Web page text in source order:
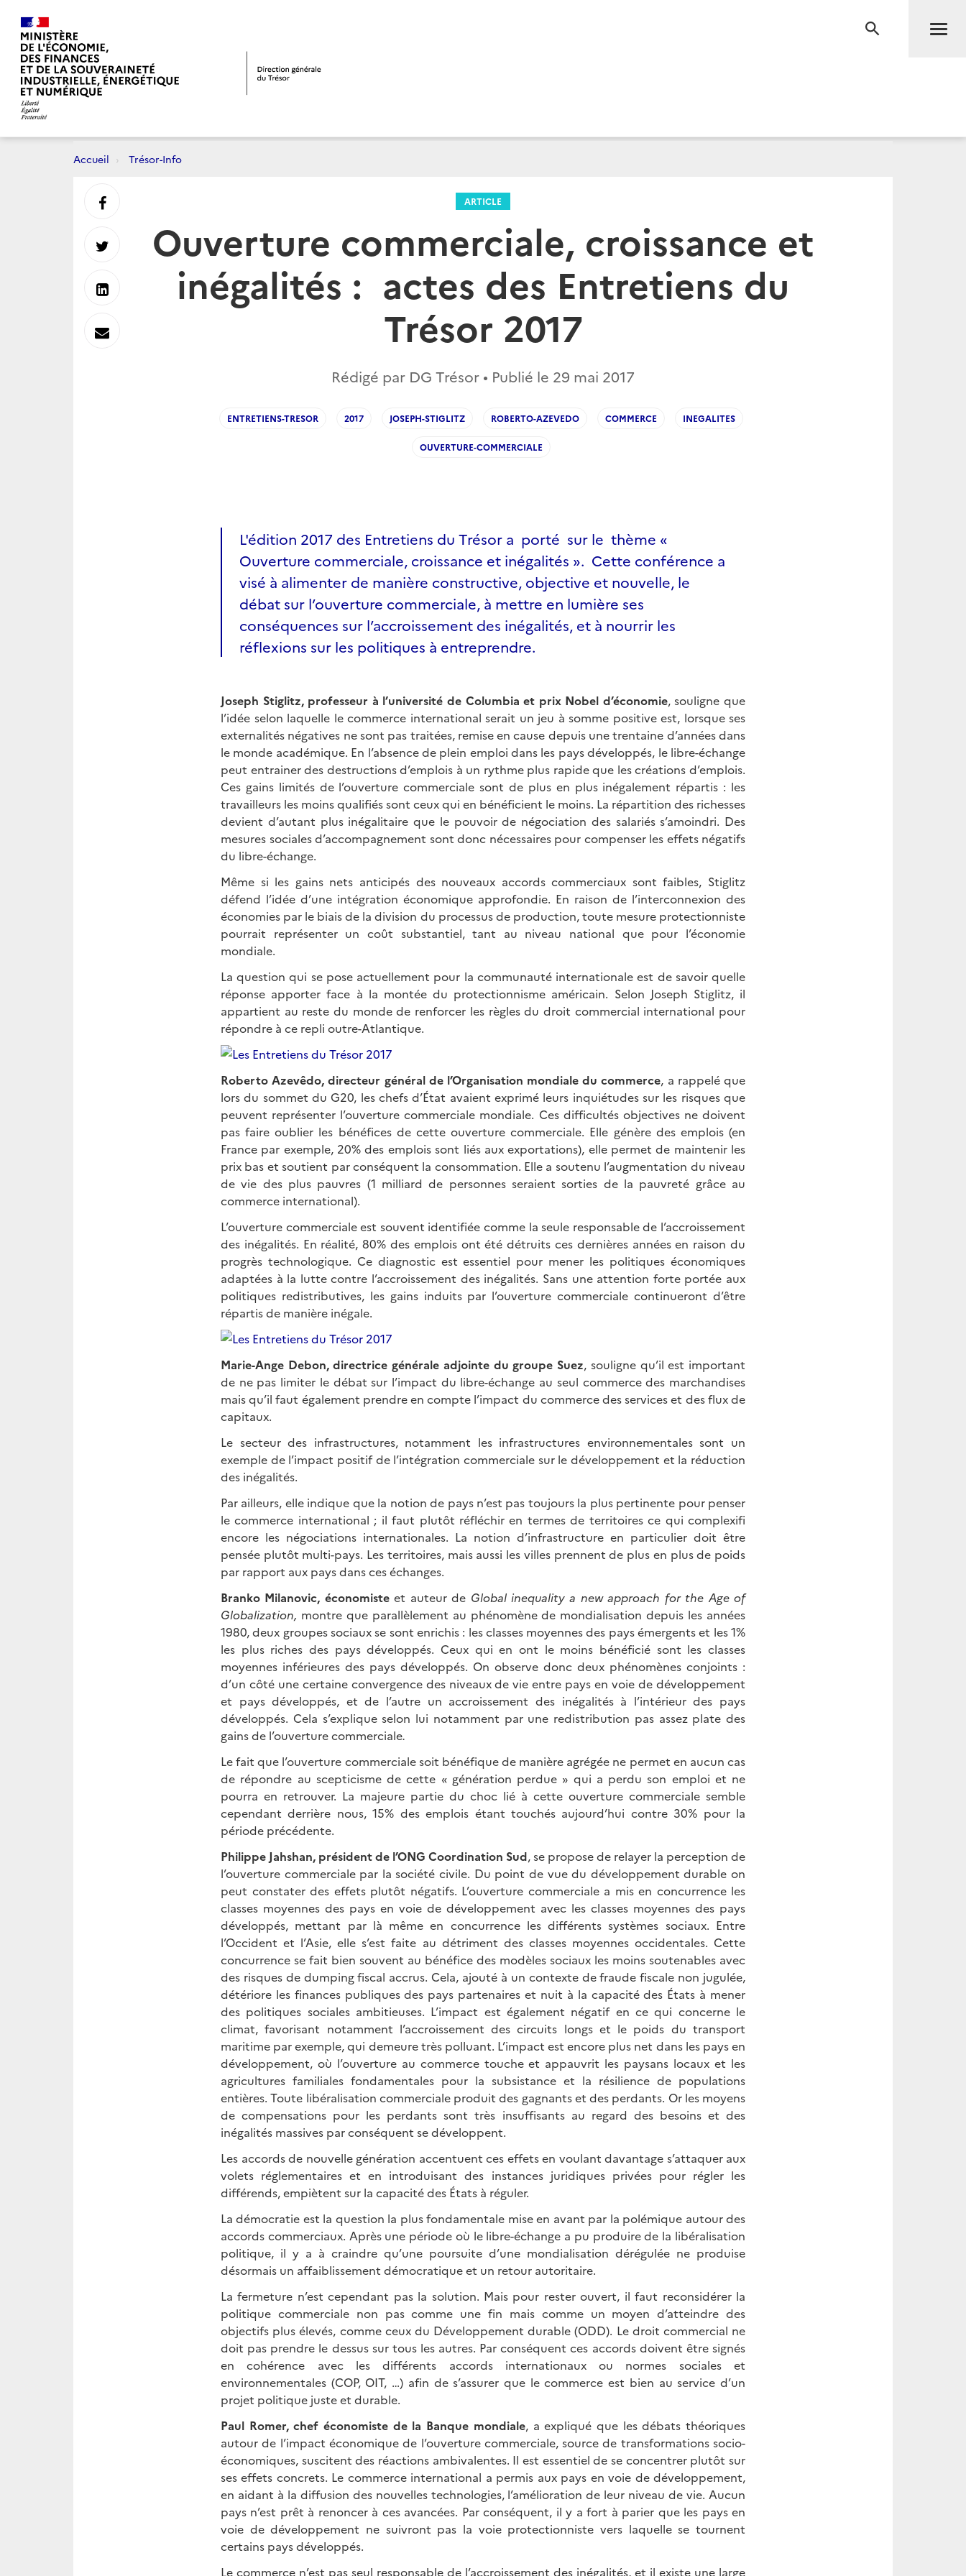
RECHERCHE
Accueil Trésor-Info
ARTICLE
Ouverture commerciale, croissance et
inégalités : actes des Entretiens du
Trésor 2017
Rédigé par DG Trésor • Publié le 29 mai 2017
ENTRETIENS-TRESOR 2017 JOSEPH-STIGLITZ ROBERTO-AZEVEDO COMMERCE INEGALITES
OUVERTURE-COMMERCIALE
L'édition 2017 des Entretiens du Trésor a porté sur le thème «
Ouverture commerciale, croissance et inégalités ». Cette conférence a
visé à alimenter de manière constructive, objective et nouvelle, le
débat sur l’ouverture commerciale, à mettre en lumière ses
conséquences sur l’accroissement des inégalités, et à nourrir les
réflexions sur les politiques à entreprendre.
Joseph Stiglitz, professeur à l’université de Columbia et prix Nobel d’économie, souligne que
l’idée selon laquelle le commerce international serait un jeu à somme positive est, lorsque ses
externalités négatives ne sont pas traitées, remise en cause depuis une trentaine d’années dans
le monde académique. En l’absence de plein emploi dans les pays développés, le libre-échange
peut entrainer des destructions d’emplois à un rythme plus rapide que les créations d’emplois.
Ces gains limités de l’ouverture commerciale sont de plus en plus inégalement répartis : les
travailleurs les moins qualifiés sont ceux qui en bénéficient le moins. La répartition des richesses
devient d’autant plus inégalitaire que le pouvoir de négociation des salariés s’amoindri. Des
mesures sociales d’accompagnement sont donc nécessaires pour compenser les effets négatifs
du libre-échange.
Même si les gains nets anticipés des nouveaux accords commerciaux sont faibles, Stiglitz
défend l’idée d’une intégration économique approfondie. En raison de l’interconnexion des
économies par le biais de la division du processus de production, toute mesure protectionniste
pourrait représenter un coût substantiel, tant au niveau national que pour l’économie
mondiale.
La question qui se pose actuellement pour la communauté internationale est de savoir quelle
réponse apporter face à la montée du protectionnisme américain. Selon Joseph Stiglitz, il
appartient au reste du monde de renforcer les règles du droit commercial international pour
répondre à ce repli outre-Atlantique.
Roberto Azevêdo, directeur général de l’Organisation mondiale du commerce, a rappelé que
lors du sommet du G20, les chefs d’État avaient exprimé leurs inquiétudes sur les risques que
peuvent représenter l’ouverture commerciale mondiale. Ces difficultés objectives ne doivent
pas faire oublier les bénéfices de cette ouverture commerciale. Elle génère des emplois (en
France par exemple, 20% des emplois sont liés aux exportations), elle permet de maintenir les
prix bas et soutient par conséquent la consommation. Elle a soutenu l’augmentation du niveau
de vie des plus pauvres (1 milliard de personnes seraient sorties de la pauvreté grâce au
commerce international).
L’ouverture commerciale est souvent identifiée comme la seule responsable de l’accroissement
des inégalités. En réalité, 80% des emplois ont été détruits ces dernières années en raison du
progrès technologique. Ce diagnostic est essentiel pour mener les politiques économiques
adaptées à la lutte contre l’accroissement des inégalités. Sans une attention forte portée aux
politiques redistributives, les gains induits par l’ouverture commerciale continueront d’être
répartis de manière inégale.
Marie-Ange Debon, directrice générale adjointe du groupe Suez, souligne qu’il est important
de ne pas limiter le débat sur l’impact du libre-échange au seul commerce des marchandises
mais qu’il faut également prendre en compte l’impact du commerce des services et des flux de
capitaux.
Le secteur des infrastructures, notamment les infrastructures environnementales sont un
exemple de l’impact positif de l’intégration commerciale sur le développement et la réduction
des inégalités.
Par ailleurs, elle indique que la notion de pays n’est pas toujours la plus pertinente pour penser
le commerce international ; il faut plutôt réfléchir en termes de territoires ce qui complexifi
encore les négociations internationales. La notion d’infrastructure en particulier doit être
pensée plutôt multi-pays. Les territoires, mais aussi les villes prennent de plus en plus de poids
par rapport aux pays dans ces échanges.
Branko Milanovic, économisteet auteur de Global inequality a new approach for the Age of
Globalization, montre que parallèlement au phénomène de mondialisation depuis les années
1980, deux groupes sociaux se sont enrichis : les classes moyennes des pays émergents et les 1%
les plus riches des pays développés. Ceux qui en ont le moins bénéficié sont les classes
moyennes inférieures des pays développés. On observe donc deux phénomènes conjoints :
d’un côté une certaine convergence des niveaux de vie entre pays en voie de développement
et pays développés, et de l’autre un accroissement des inégalités à l’intérieur des pays
développés. Cela s’explique selon lui notamment par une redistribution pas assez plate des
gains de l’ouverture commerciale.
Le fait que l’ouverture commerciale soit bénéfique de manière agrégée ne permet en aucun cas
de répondre au scepticisme de cette « génération perdue » qui a perdu son emploi et ne
pourra en retrouver. La majeure partie du choc lié à cette ouverture commerciale semble
cependant derrière nous, 15% des emplois étant touchés aujourd’hui contre 30% pour la
période précédente.
Philippe Jahshan, président de l’ONG Coordination Sud, se propose de relayer la perception de
l’ouverture commerciale par la société civile. Du point de vue du développement durable on
peut constater des effets plutôt négatifs. L’ouverture commerciale a mis en concurrence les
classes moyennes des pays en voie de développement avec les classes moyennes des pays
développés, mettant par là même en concurrence les différents systèmes sociaux. Entre
l’Occident et l’Asie, elle s’est faite au détriment des classes moyennes occidentales. Cette
concurrence se fait bien souvent au bénéfice des modèles sociaux les moins soutenables avec
des risques de dumping fiscal accrus. Cela, ajouté à un contexte de fraude fiscale non jugulée,
détériore les finances publiques des pays partenaires et nuit à la capacité des États à mener
des politiques sociales ambitieuses. L’impact est également négatif en ce qui concerne le
climat, favorisant notamment l’accroissement des circuits longs et le poids du transport
maritime par exemple, qui demeure très polluant. L’impact est encore plus net dans les pays en
développement, où l’ouverture au commerce touche et appauvrit les paysans locaux et les
agricultures familiales fondamentales pour la subsistance et la résilience de populations
entières. Toute libéralisation commerciale produit des gagnants et des perdants. Or les moyens
de compensations pour les perdants sont très insuffisants au regard des besoins et des
inégalités massives par conséquent se développent.
Les accords de nouvelle génération accentuent ces effets en voulant davantage s’attaquer aux
volets réglementaires et en introduisant des instances juridiques privées pour régler les
différends, empiètent sur la capacité des États à réguler.
La démocratie est la question la plus fondamentale mise en avant par la polémique autour des
accords commerciaux. Après une période où le libre-échange a pu produire de la libéralisation
politique, il y a à craindre qu’une poursuite d’une mondialisation dérégulée ne produise
désormais un affaiblissement démocratique et un retour autoritaire.
La fermeture n’est cependant pas la solution. Mais pour rester ouvert, il faut reconsidérer la
politique commerciale non pas comme une fin mais comme un moyen d’atteindre des
objectifs plus élevés, comme ceux du Développement durable (ODD). Le droit commercial ne
doit pas prendre le dessus sur tous les autres. Par conséquent ces accords doivent être signés
en cohérence avec les différents accords internationaux ou normes sociales et
environnementales (COP, OIT, …) afin de s’assurer que le commerce est bien au service d’un
projet politique juste et durable.
Paul Romer, chef économiste de la Banque mondiale, a expliqué que les débats théoriques
autour de l’impact économique de l’ouverture commerciale, source de transformations socio-
économiques, suscitent des réactions ambivalentes. Il est essentiel de se concentrer plutôt sur
ses effets concrets. Le commerce international a permis aux pays en voie de développement,
en aidant à la diffusion des nouvelles technologies, l’amélioration de leur niveau de vie. Aucun
pays n’est prêt à renoncer à ces avancées. Par conséquent, il y a fort à parier que les pays en
voie de développement ne suivront pas la voie protectionniste vers laquelle se tournent
certains pays développés.
Le commerce n’est pas seul responsable de l’accroissement des inégalités, et il existe une large
Partager
sur
Partager
sur
Partager
sur
Envoyer